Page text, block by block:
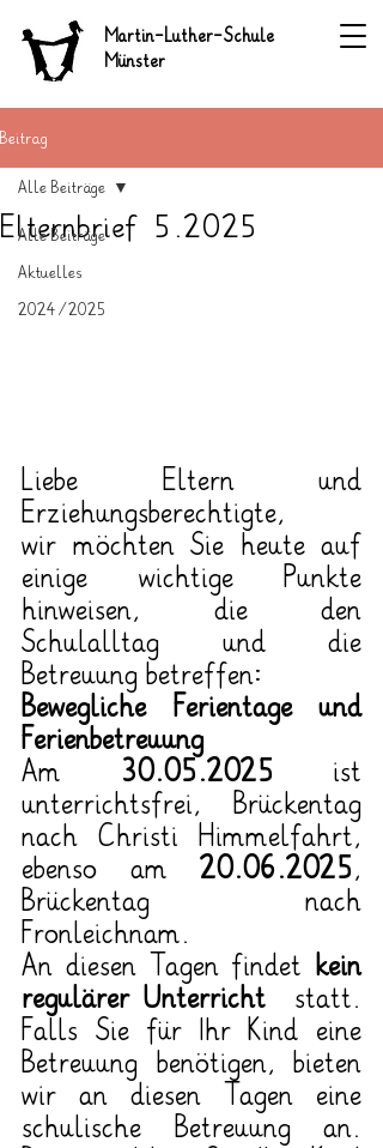
Martin-Luther-Schule
Münster
Beitrag
Alle Beiträge
Aktuelles
2024/2025
Alle Beiträge
Elternbrief 5.2025
Liebe Eltern und
Erziehungsberechtigte,
wir möchten Sie heute auf
einige wichtige Punkte
hinweisen, die den
Schulalltag und die
Betreuung betreffen:
Bewegliche Ferientage und
Ferienbetreuung
Am 30.05.2025 ist
unterrichtsfrei, Brückentag
nach Christi Himmelfahrt,
ebenso am 20.06.2025,
Brückentag nach
Fronleichnam.
An diesen Tagen findet kein
regulärer Unterricht statt.
Falls Sie für Ihr Kind eine
Betreuung benötigen, bieten
wir an diesen Tagen eine
schulische Betreuung an.